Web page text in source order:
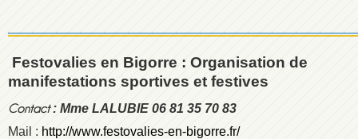
Festovalies en Bigorre : Organisation de
manifestations sportives et festives
Contact: Mme LALUBIE 06 81 35 70 83
Mail : http://www.festovalies-en-bigorre.fr/